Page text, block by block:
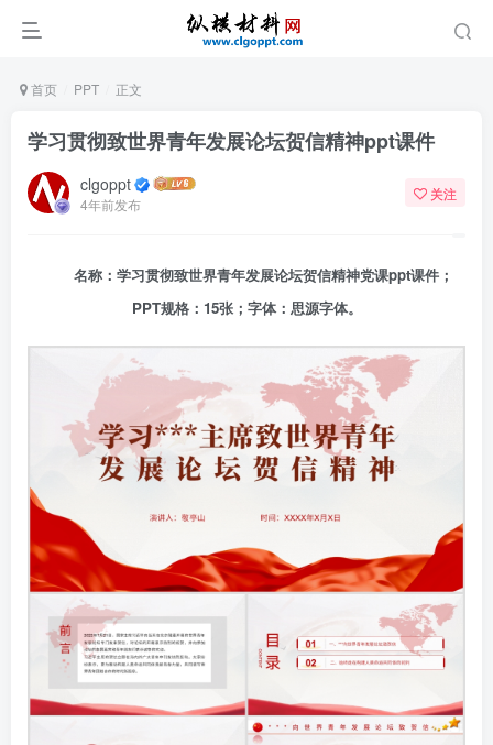
首页 PPT 正文
学习贯彻致世界青年发展论坛贺信精神ppt课件
clgoppt
4年前发布
关注
名称：学习贯彻致世界青年发展论坛贺信精神党课ppt课件；
PPT规格：15张；字体：思源字体。